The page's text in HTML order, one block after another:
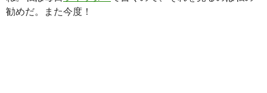
勧めだ。また今度！